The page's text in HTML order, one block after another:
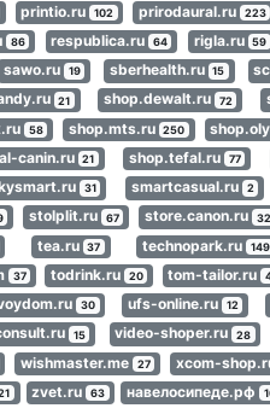
printio.ru 102 prirodaural.ru 223
86 respublica.ru 64 rigla.ru 59
sawo.ru 19 sberhealth.ru 15
21 shop.dewalt.ru 72
58 shop.mts.ru 250
canin.ru 21 shop.tefal.ru 77
31 smartcasual.ru 2
stolplit.ru 67 store.canon.ru 32
tea.ru 37 technopark.ru 149
37 todrink.ru 20 tom-tailor.ru
30 ufs-online.ru 12
15 video-shoper.ru 28
wishmaster.me 27 xcom-
zvet.ru 63 навелосипеде.рф